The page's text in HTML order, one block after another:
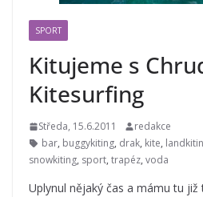
SPORT
Kitujeme s
Kitesurfing
Středa, 15.6.2011
redakce
bar, buggykiting, drak, kite,
snowkiting, sport, trapéz, voda
Uplynul nějaký čas a mámu tu